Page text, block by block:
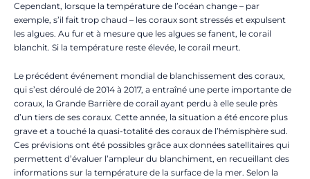
Cependant, lorsque la température de l’océan change – par
exemple, s’il fait trop chaud – les coraux sont stressés et expulsent
les algues. Au fur et à mesure que les algues se fanent, le corail
blanchit. Si la température reste élevée, le corail meurt.
Le précédent événement mondial de blanchissement des coraux,
qui s’est déroulé de 2014 à 2017, a entraîné une perte importante de
coraux, la Grande Barrière de corail ayant perdu à elle seule près
d’un tiers de ses coraux. Cette année, la situation a été encore plus
grave et a touché la quasi-totalité des coraux de l’hémisphère sud.
Ces prévisions ont été possibles grâce aux données satellitaires qui
permettent d’évaluer l’ampleur du blanchiment, en recueillant des
informations sur la température de la surface de la mer. Selon la